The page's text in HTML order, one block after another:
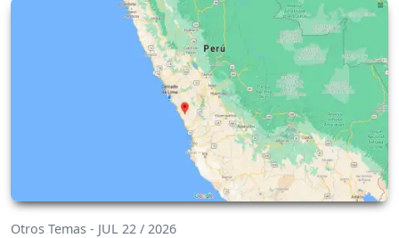
Otros Temas - JUL 22 / 2026